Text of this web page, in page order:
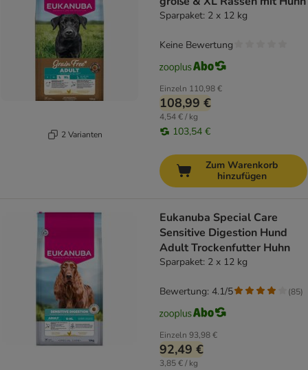
2 Varianten
Sparpaket: 2 x 12 kg
Einzeln 110,98 €
108,99 €
4,54 € / kg
103,54 €
Keine Bewertung
Zum Warenkorb
hinzufügen
Eukanuba Special Care
Sensitive Digestion Hund
Adult Trockenfutter Huhn
Sparpaket: 2 x 12 kg
Einzeln 93,98 €
92,49 €
3,85 € / kg
Bewertung: 4.1/5 (85)